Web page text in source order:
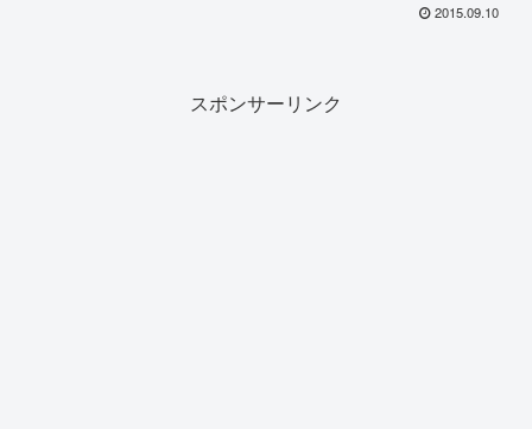
2015.09.10
スポンサーリンク